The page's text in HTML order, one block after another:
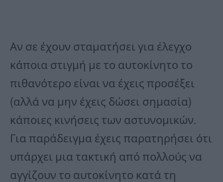
Αν σε έχουν σταματήσει για έλεγχο
κάποια στιγμή με το αυτοκίνητο το
πιθανότερο είναι να έχεις προσέξει
(αλλά να μην έχεις δώσει σημασία)
κάποιες κινήσεις των αστυνομικών.
Για παράδειγμα έχεις παρατηρήσει ότι
υπάρχει μια τακτική από πολλούς να
αγγίζουν το αυτοκίνητο κατά τη